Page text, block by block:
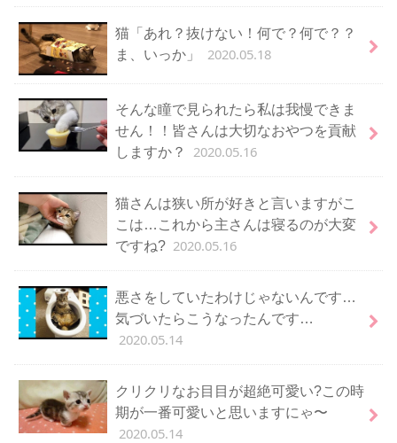
猫「あれ？抜けない！何で？何で？？
ま、いっか」
2020.05.18
そんな瞳で見られたら私は我慢できま
せん！！皆さんは大切なおやつを貢献
しますか？
2020.05.16
猫さんは狭い所が好きと言いますがこ
こは…これから主さんは寝るのが大変
ですね? 2020.05.16
悪さをしていたわけじゃないんです…
気づいたらこうなったんです…
2020.05.14
クリクリなお目目が超絶可愛い?この時
期が一番可愛いと思いますにゃ〜
2020.05.14